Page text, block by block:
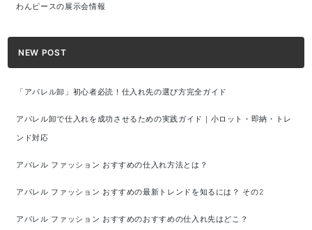
わんピースの展示会情報
NEW POST
「アパレル卸」初心者必読！仕入れ先の選び方完全ガイド
アパレル卸で仕入れを成功させるための実践ガイド｜小ロット・即納・トレ
ンド対応
アパレル ファッション おすすめの仕入れ方法とは？
アパレル ファッション おすすめの最新トレンドを知るには？ その2
アパレル ファッション おすすめのおすすめの仕入れ先はどこ？